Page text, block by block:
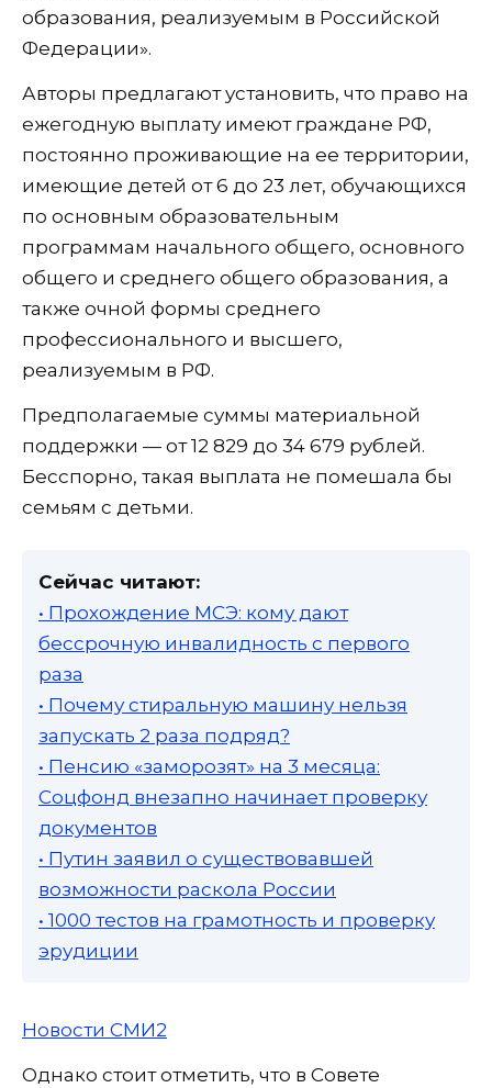
образования, реализуемым в Российской
Федерации».
Авторы предлагают установить, что право на
ежегодную выплату имеют граждане РФ,
постоянно проживающие на ее территории,
имеющие детей от 6 до 23 лет, обучающихся
по основным образовательным
программам начального общего, основного
общего и среднего общего образования, а
также очной формы среднего
профессионального и высшего,
реализуемым в РФ.
Предполагаемые суммы материальной
поддержки — от 12 829 до 34 679 рублей.
Бесспорно, такая выплата не помешала бы
семьям с детьми.
Сейчас читают:
• Прохождение МСЭ: кому дают
бессрочную инвалидность с первого
раза
• Почему стиральную машину нельзя
запускать 2 раза подряд?
• Пенсию «заморозят» на 3 месяца:
Соцфонд внезапно начинает проверку
документов
• Путин заявил о существовавшей
возможности раскола России
• 1000 тестов на грамотность и проверку
эрудиции
Новости СМИ2
Однако стоит отметить, что в Совете